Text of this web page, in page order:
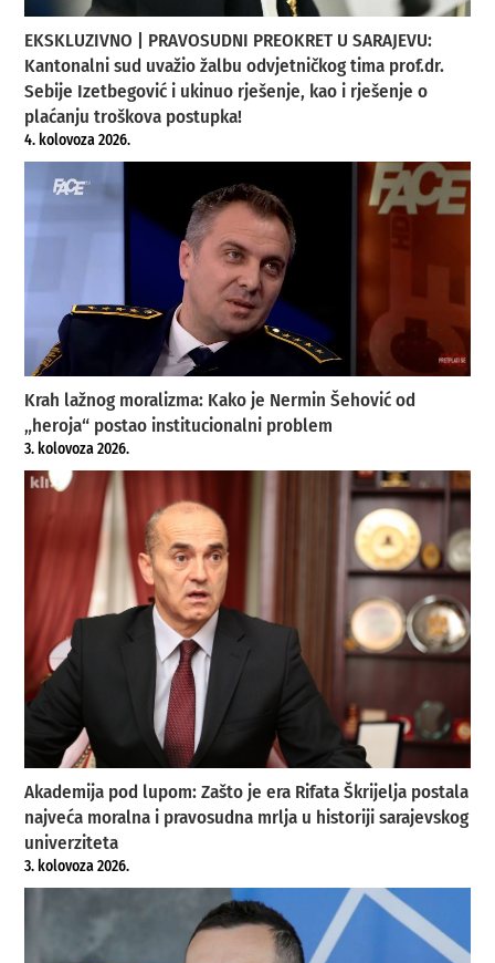
EKSKLUZIVNO | PRAVOSUDNI PREOKRET U SARAJEVU:
Kantonalni sud uvažio žalbu odvjetničkog tima prof.dr.
Sebije Izetbegović i ukinuo rješenje, kao i rješenje o
plaćanju troškova postupka!
4. kolovoza 2026.
Krah lažnog moralizma: Kako je Nermin Šehović od
„heroja“ postao institucionalni problem
3. kolovoza 2026.
Akademija pod lupom: Zašto je era Rifata Škrijelja postala
najveća moralna i pravosudna mrlja u historiji sarajevskog
univerziteta
3. kolovoza 2026.